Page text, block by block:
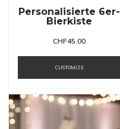
Personalisierte 6er-
Bierkiste
CHF45.00
CUSTOMIZE